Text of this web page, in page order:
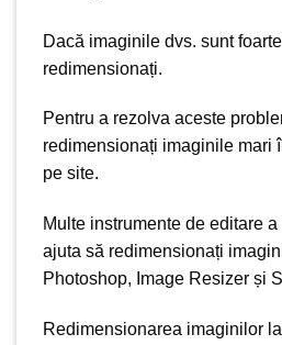
Dacă imaginile dvs. sunt
redimensionați.
Pentru a rezolva aceste
redimensionați imaginile mari
pe site.
Multe instrumente de editare
ajuta să redimensionați
Photoshop, Image Resizer și
Redimensionarea imaginilor